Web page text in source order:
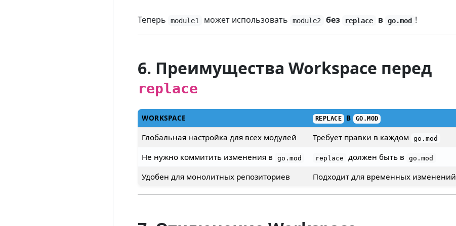
Теперь module1 может использовать module2 без replace в go.mod !
6. Преимущества Workspace перед
replace
WORKSPACE REPLACE В GO.MOD
Глобальная настройка для всех модулей Требует правки в каждом go.mod
Не нужно коммитить изменения в go.mod replace должен быть в go.mod
Удобен для монолитных репозиториев Подходит для временных изменений